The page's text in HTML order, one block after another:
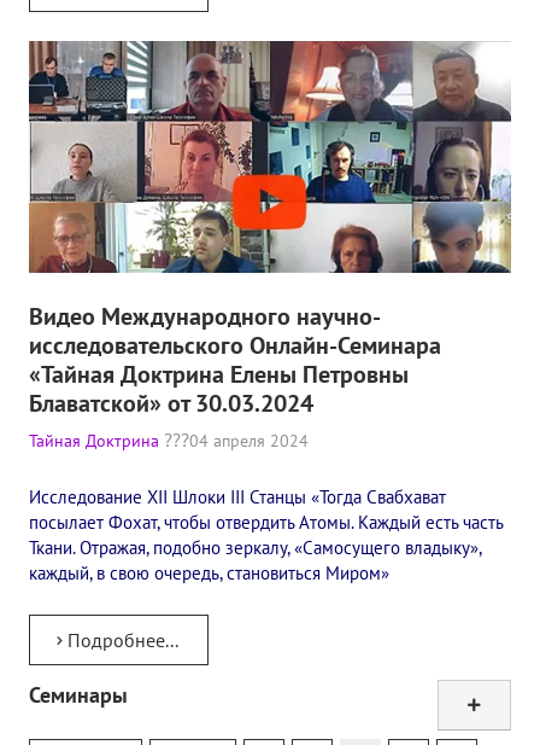
Видео Международного научно-
исследовательского Онлайн-Семинара
«Тайная Доктрина Елены Петровны
Блаватской» от 30.03.2024
Тайная Доктрина 04 апреля 2024
Исследование XII Шлоки III Станцы​ «Тогда Свабхават
посылает Фохат, чтобы отвердить Атомы. Каждый есть часть
Ткани. Отражая, подобно зеркалу, «Самосущего владыку»,
каждый, в свою очередь, становиться Миром»
Подробнее...
Семинары